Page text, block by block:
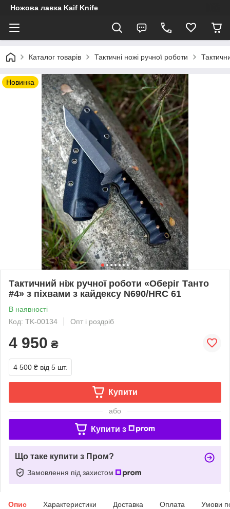
Ножова лавка Kaif Knife
Каталог товарів Тактичні ножі ручної роботи
Новинка
Тактичний ніж ручної роботи «Оберіг Танто
#4» з піхвами з кайдексу N690/HRC 61
В наявності
Код: TK-00134
Опт і роздріб
4 950 ₴
4 500 ₴ від 5 шт.
Купити
або
Купити з
Що таке купити з Пром?
Замовлення під захистом
Опис Характеристики Доставка Оплата Умови